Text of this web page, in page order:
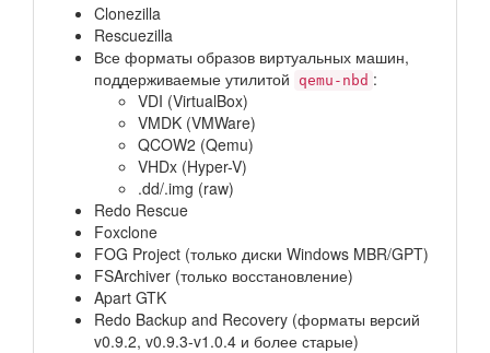
Clonezilla
Rescuezilla
Все форматы образов виртуальных машин,
поддерживаемые утилитой
qemu-nbd :
VDI (VirtualBox)
VMDK (VMWare)
QCOW2 (Qemu)
VHDx (Hyper-V)
.dd/.img (raw)
Redo Rescue
Foxclone
FOG Project (только диски Windows MBR/GPT)
FSArchiver (только восстановление)
Apart GTK
Redo Backup and Recovery (форматы версий
v0.9.2, v0.9.3-v1.0.4 и более старые)